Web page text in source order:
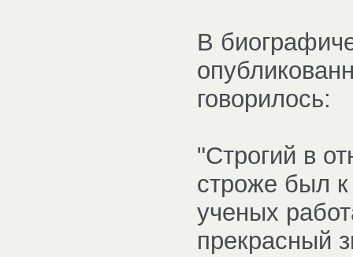
В
говорилось:
"Строгий в
строже был к
ученых
прекрасный